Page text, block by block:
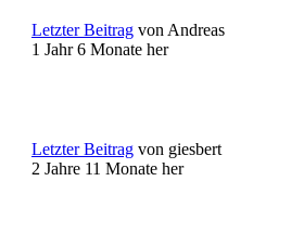
Letzter Beitrag von Andreas
1 Jahr 6 Monate her
Letzter Beitrag von giesbert
2 Jahre 11 Monate her